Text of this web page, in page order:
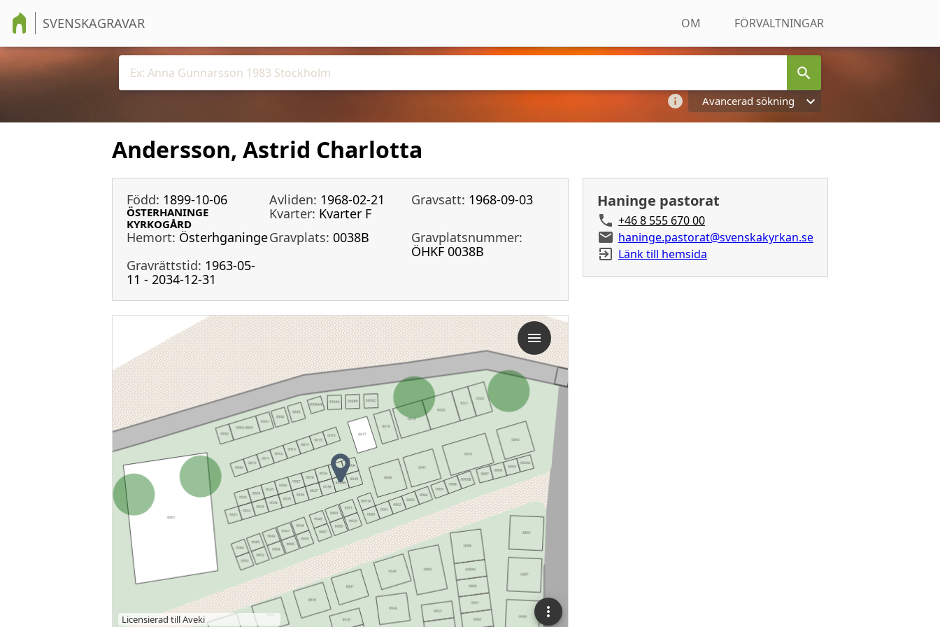
SVENSKAGRAVAR OM FÖRVALTNINGAR
Avancerad sökning
Andersson, Astrid Charlotta
Född: 1899-10-06 Avliden: 1968-02-21 Gravsatt: 1968-09-03
ÖSTERHANINGE
KYRKOGÅRD
Kvarter: Kvarter F
Hemort: ÖsterhganingeGravplats: 0038B
Gravplatsnummer:
ÖHKF 0038B
Gravrättstid: 1963-05-
11 - 2034-12-31
Haninge pastorat
+46 8 555 670 00
haninge.pastorat@svenskakyrkan.se
Länk till hemsida